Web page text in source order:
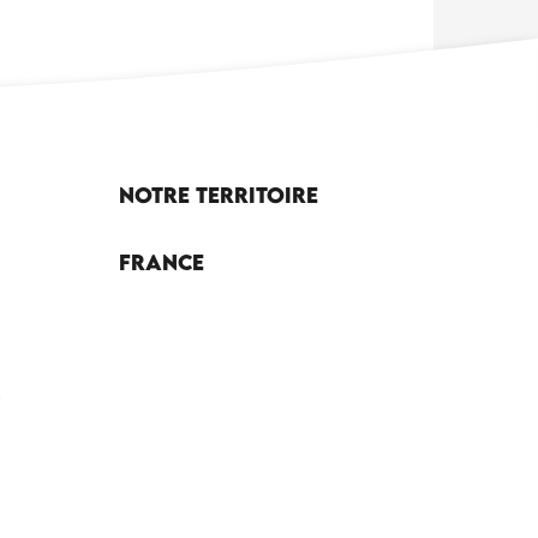
Notre territoire
France